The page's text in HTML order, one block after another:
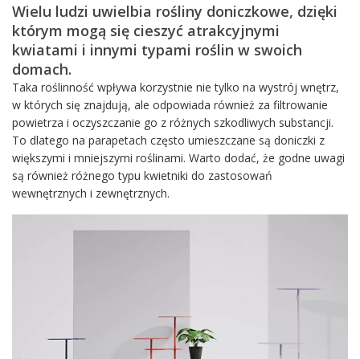
Wielu ludzi uwielbia rośliny doniczkowe, dzięki
którym mogą się cieszyć atrakcyjnymi
kwiatami i innymi typami roślin w swoich
domach.
Taka roślinność wpływa korzystnie nie tylko na wystrój wnętrz,
w których się znajdują, ale odpowiada również za filtrowanie
powietrza i oczyszczanie go z różnych szkodliwych substancji.
To dlatego na parapetach często umieszczane są doniczki z
większymi i mniejszymi roślinami. Warto dodać, że godne uwagi
są również różnego typu kwietniki do zastosowań
wewnętrznych i zewnętrznych.